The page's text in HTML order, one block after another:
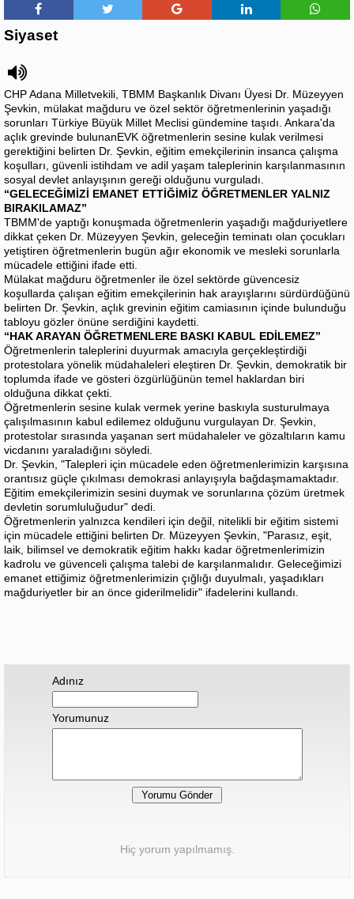
Siyaset
CHP Adana Milletvekili, TBMM Başkanlık Divanı Üyesi Dr. Müzeyyen
Şevkin, mülakat mağduru ve özel sektör öğretmenlerinin yaşadığı
sorunları Türkiye Büyük Millet Meclisi gündemine taşıdı. Ankara'da
açlık grevinde bulunanEVK öğretmenlerin sesine kulak verilmesi
gerektiğini belirten Dr. Şevkin, eğitim emekçilerinin insanca çalışma
koşulları, güvenli istihdam ve adil yaşam taleplerinin karşılanmasının
sosyal devlet anlayışının gereği olduğunu vurguladı.
“GELECEĞİMİZİ EMANET ETTİĞİMİZ ÖĞRETMENLER YALNIZ
BIRAKILAMAZ”
TBMM'de yaptığı konuşmada öğretmenlerin yaşadığı mağduriyetlere
dikkat çeken Dr. Müzeyyen Şevkin, geleceğin teminatı olan çocukları
yetiştiren öğretmenlerin bugün ağır ekonomik ve mesleki sorunlarla
mücadele ettiğini ifade etti.
Mülakat mağduru öğretmenler ile özel sektörde güvencesiz
koşullarda çalışan eğitim emekçilerinin hak arayışlarını sürdürdüğünü
belirten Dr. Şevkin, açlık grevinin eğitim camiasının içinde bulunduğu
tabloyu gözler önüne serdiğini kaydetti.
“HAK ARAYAN ÖĞRETMENLERE BASKI KABUL EDİLEMEZ”
Öğretmenlerin taleplerini duyurmak amacıyla gerçekleştirdiği
protestolara yönelik müdahaleleri eleştiren Dr. Şevkin, demokratik bir
toplumda ifade ve gösteri özgürlüğünün temel haklardan biri
olduğuna dikkat çekti.
Öğretmenlerin sesine kulak vermek yerine baskıyla susturulmaya
çalışılmasının kabul edilemez olduğunu vurgulayan Dr. Şevkin,
protestolar sırasında yaşanan sert müdahaleler ve gözaltıların kamu
vicdanını yaraladığını söyledi.
Dr. Şevkin, "Talepleri için mücadele eden öğretmenlerimizin karşısına
orantısız güçle çıkılması demokrasi anlayışıyla bağdaşmamaktadır.
Eğitim emekçilerimizin sesini duymak ve sorunlarına çözüm üretmek
devletin sorumluluğudur" dedi.
Öğretmenlerin yalnızca kendileri için değil, nitelikli bir eğitim sistemi
için mücadele ettiğini belirten Dr. Müzeyyen Şevkin, "Parasız, eşit,
laik, bilimsel ve demokratik eğitim hakkı kadar öğretmenlerimizin
kadrolu ve güvenceli çalışma talebi de karşılanmalıdır. Geleceğimizi
emanet ettiğimiz öğretmenlerimizin çığlığı duyulmalı, yaşadıkları
mağduriyetler bir an önce giderilmelidir" ifadelerini kullandı.
Adınız
Yorumunuz
Hiç yorum yapılmamış.